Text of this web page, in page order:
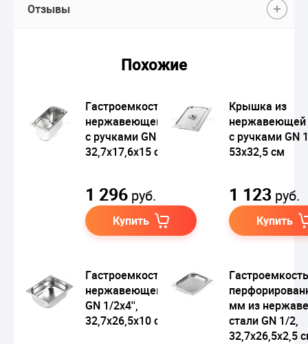
Отзывы
Похожие
Гастроемкость из
нержавеющей стали
с ручками GN 1/3,
32,7х17,6х15 см
1 296 руб.
Купить
Крышка из
нержавеющей
с ручками GN
53х32,5 см
1 123 руб.
Купить
Гастроемкость из
нержавеющей стали
GN 1/2х4'',
32,7х26,5х10 см
Гастроемкость
мм из
стали GN 1/2,
32,7х26,5х2,5